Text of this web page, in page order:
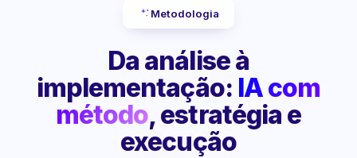
Metodologia
Da análise à
implementação: IA com
método, estratégia e
execução